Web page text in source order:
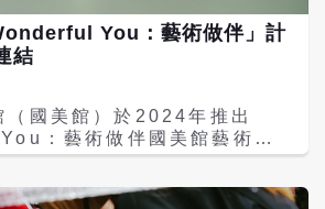
，凝聚社區共識，透過農村再
了解家鄉特色，並將當地特產
亮點，為傳統農村注入新活
動。9月28日至29日，後壁區
「食在好蒔光食農體驗活
參加者可以透過社區宋江廊道
排傳統米食料理的饗宴。10月
You：藝術做伴」計
結
（國美館）於2024年推出
：藝術做伴國美館藝術創
設計多元的藝術創齡行動課
打破樂齡長者的數位藩籬，讓